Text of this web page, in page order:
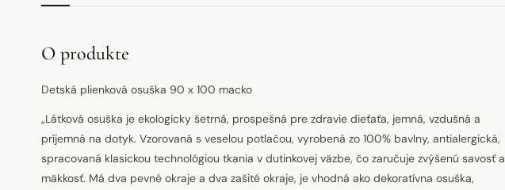
O produkte
Detská plienková osuška 90 x 100 macko
„Látková osuška je ekologicky šetrná, prospešná pre zdravie dieťaťa, jemná, vzdušná a
príjemná na dotyk. Vzorovaná s veselou potlačou, vyrobená zo 100% bavlny, antialergická,
spracovaná klasickou technológiou tkania v dutinkovej väzbe, čo zaručuje zvýšenú savosť a
mäkkosť. Má dva pevné okraje a dva zašité okraje, je vhodná ako dekoratívna osuška,